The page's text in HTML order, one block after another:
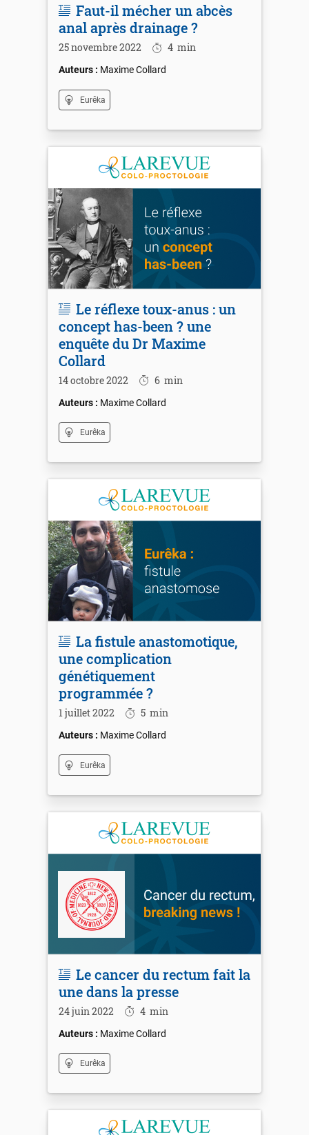
Faut-il mécher un abcès
anal après drainage ?
25 novembre 2022 4 min
Maxime Collard
Eurêka
Le réflexe toux-anus : un
concept has-been ? une
enquête du Dr Maxime
Collard
14 octobre 2022 6 min
Maxime Collard
Eurêka
La fistule anastomotique,
une complication
génétiquement
programmée ?
1 juillet 2022 5 min
Maxime Collard
Eurêka
Le cancer du rectum fait la
une dans la presse
24 juin 2022 4 min
Maxime Collard
Eurêka